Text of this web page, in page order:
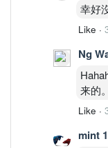
幸好
Like ·
Ng
来的
Like ·
mint